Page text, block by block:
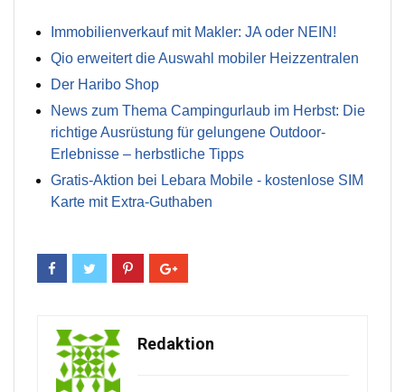
Immobilienverkauf mit Makler: JA oder NEIN!
Qio erweitert die Auswahl mobiler Heizzentralen
Der Haribo Shop
News zum Thema Campingurlaub im Herbst: Die
richtige Ausrüstung für gelungene Outdoor-
Erlebnisse – herbstliche Tipps
Gratis-Aktion bei Lebara Mobile - kostenlose SIM
Karte mit Extra-Guthaben
Redaktion